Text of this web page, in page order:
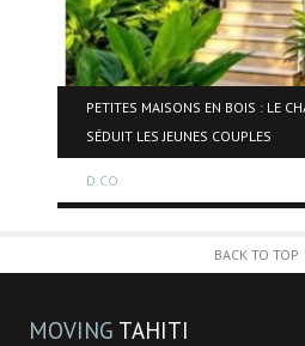
PETITES MAISONS EN BOIS : LE
SÉDUIT LES JEUNES COUPLES
D.CO
BACK TO TOP
MOVING TAHITI